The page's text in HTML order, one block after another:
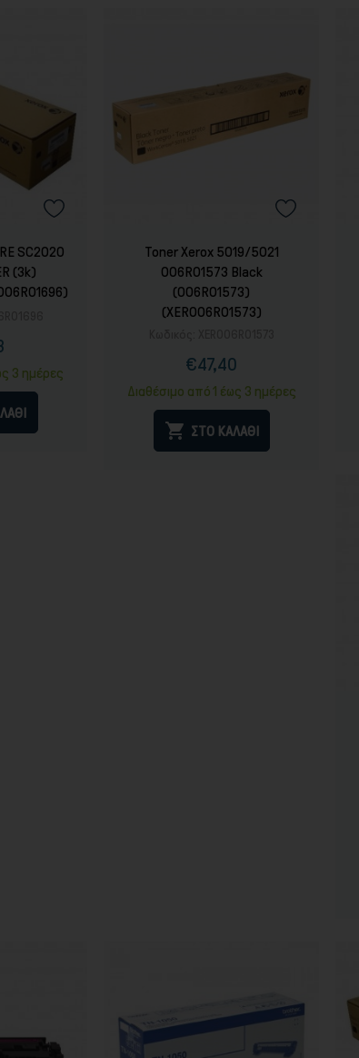
SC2020
(3k)
3 ημέρες
Toner Xerox 5019/5021
006R01573 Black
(006R01573)
(XER006R01573)
Τιμή
€47,40
Κανονική
τιμή
Διαθέσιμο από 1 έως 3 ημέρες
 ΣΤΟ ΚΑΛΑΘΙ